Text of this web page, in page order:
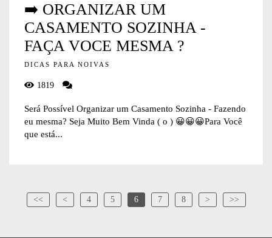
➡️ ORGANIZAR UM
CASAMENTO SOZINHA -
FAÇA VOCE MESMA ?
DICAS PARA NOIVAS
1819
Será Possível Organizar um Casamento Sozinha - Fazendo
eu mesma? Seja Muito Bem Vinda ( o ) 😀😀😀Para Você
que está...
<< < 4 5 6 7 8 > >>